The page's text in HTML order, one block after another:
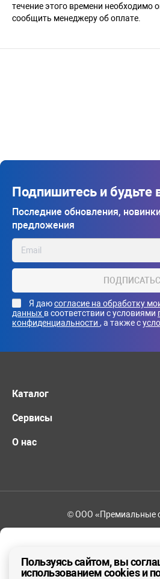
течение этого времени необходимо
сообщить менеджеру об оплате.
Подпишитесь и будьте
Последние обновления,
предложения
Я даюсогласие на обработку
данных в соответствии с условиями
конфиденциальности , а также с
Каталог
Сервисы
О нас
© ООО «Премиальные
Пользуясь сайтом, вы
использованием cookies и